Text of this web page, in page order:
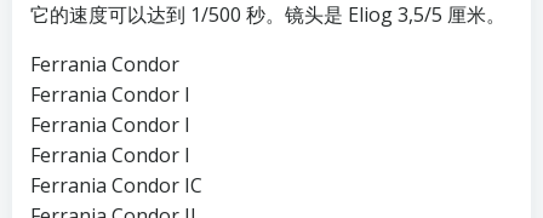
它的速度可以达到 1/500 秒。镜头是 Eliog 3,5/5 厘米。
Ferrania Condor
Ferrania Condor I
Ferrania Condor I
Ferrania Condor I
Ferrania Condor IC